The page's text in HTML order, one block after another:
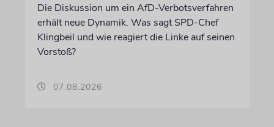
Die Diskussion um ein AfD-Verbotsverfahren
erhält neue Dynamik. Was sagt SPD-Chef
Klingbeil und wie reagiert die Linke auf seinen
Vorstoß?
07.08.2026